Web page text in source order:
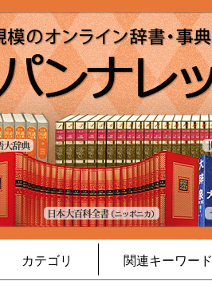
カテゴリ 関連キーワー